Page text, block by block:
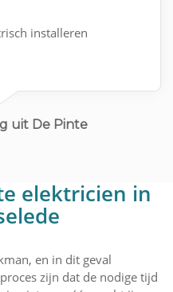
installeren
uit De Pinte
elektricien in
en in dit geval
zijn dat de nodige tijd